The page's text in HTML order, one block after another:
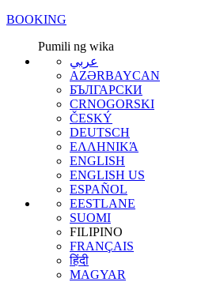
BOOKING
Pumili ng wika
عربي
AZƏRBAYCAN
БЪЛГАРСКИ
CRNOGORSKI
ČESKÝ
DEUTSCH
ΕΛΛΗΝΙΚΆ
ENGLISH
ENGLISH US
ESPAÑOL
EESTLANE
SUOMI
FILIPINO
FRANÇAIS
हिंदी
MAGYAR